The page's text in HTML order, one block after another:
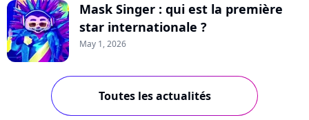
Mask Singer : qui est la première
star internationale ?
May 1, 2026
Toutes les actualités